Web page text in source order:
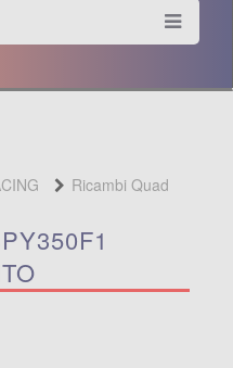
Ricambi Quad